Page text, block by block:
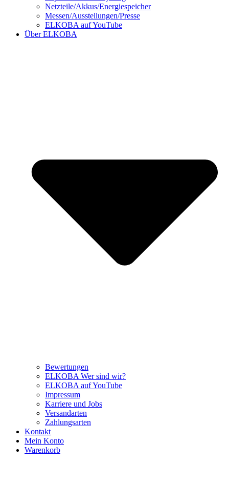
Netzteile/Akkus/Energiespeicher
Messen/Ausstellungen/Presse
ELKOBA auf YouTube
Über ELKOBA
Bewertungen
ELKOBA Wer sind wir?
ELKOBA auf YouTube
Impressum
Karriere und Jobs
Versandarten
Zahlungsarten
Kontakt
Mein Konto
Warenkorb